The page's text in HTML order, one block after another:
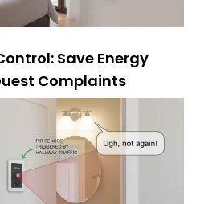
Save Energy
Complaints